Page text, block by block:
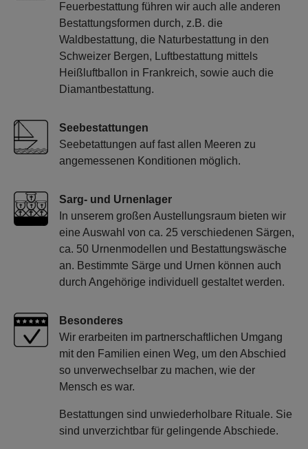
Feuerbestattung führen wir auch alle anderen
Bestattungsformen durch, z.B. die
Waldbestattung, die Naturbestattung in den
Schweizer Bergen, Luftbestattung mittels
Heißluftballon in Frankreich, sowie auch die
Diamantbestattung.
Seebestattungen
Seebetattungen auf fast allen Meeren zu
angemessenen Konditionen möglich.
Sarg- und Urnenlager
In unserem großen Austellungsraum bieten wir
eine Auswahl von ca. 25 verschiedenen Särgen,
ca. 50 Urnenmodellen und Bestattungswäsche
an. Bestimmte Särge und Urnen können auch
durch Angehörige individuell gestaltet werden.
Besonderes
Wir erarbeiten im partnerschaftlichen Umgang
mit den Familien einen Weg, um den Abschied
so unverwechselbar zu machen, wie der
Mensch es war.
Bestattungen sind unwiederholbare Rituale. Sie
sind unverzichtbar für gelingende Abschiede.